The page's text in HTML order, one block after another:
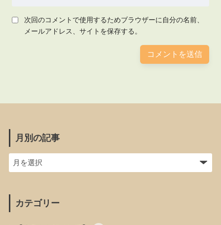
次回のコメントで使用するためブラウザーに自分の名前、
メールアドレス、サイトを保存する。
月別の記事
カテゴリー